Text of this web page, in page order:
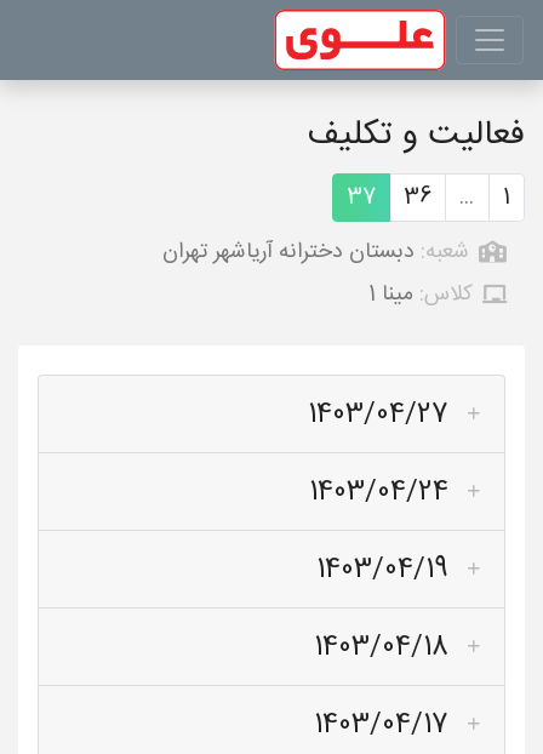
فعالیت و تکلیف
1
...
36
37
شعبه: دبستان دخترانه آریاشهر تهران
کلاس: مینا 1
1403/04/27
1403/04/24
1403/04/19
1403/04/18
1403/04/17